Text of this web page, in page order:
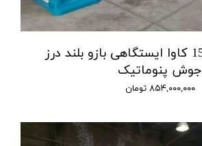
قرقره جوش 150 کاوا ایستگاهی بازو بلند درز
جوش پنوماتیک
۸۵۴,۰۰۰,۰۰۰ تومان